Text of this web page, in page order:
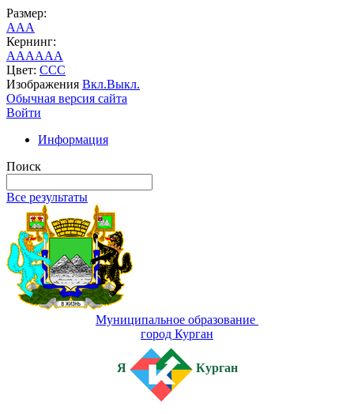
Размер:
AAA
Кернинг:
AAAAAA
Цвет: CCC
Изображения Вкл.Выкл.
Обычная версия сайта
Войти
Информация
Поиск
Все результаты
Муниципальное образование
город Курган
Я Курган